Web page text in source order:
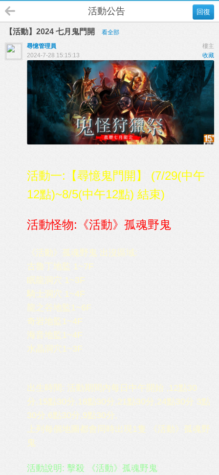
回復
活動公告
【活動】2024 七月鬼門開
看全部
樓主
尋憶管理員
收藏
2024-7-28 15:15:13
活動一:【尋憶鬼門開】 (7/29(中午
12點)~8/5(中午12點) 結束)
活動怪物:《活動》孤魂野鬼
《活動》孤魂野鬼 出沒區域:
古魯丁地監 1~7F
眠龍洞穴 1~3F
騎士洞穴 1~4F
龍之谷地監1~6F
奇岩地監1~4F
海音地監1~4F
水晶洞穴1~3F
出生時間: 活動期間內每日中午開始 ,12點30
分,15點30分,18點30分,21點30分,24點30分 3點
30分,6點30分,9點30分,
上列每個地圖都會同時出現1隻 《活動》孤魂野
鬼
活動說明: 擊殺 《活動》孤魂野鬼